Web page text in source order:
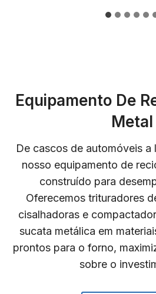
Equipamento De
Metal
De cascos de automóveis a
nosso equipamento de
construído para
Oferecemos trituradores
cisalhadoras e
sucata metálica em
prontos para o forno,
sobre o